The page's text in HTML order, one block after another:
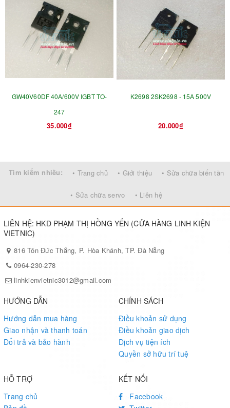
GW40V60DF 40A/600V IGBT TO-
247
35.000₫
K2698 2SK2698 - 15A 500V
20.000₫
Tìm kiếm nhiều: • Trang chủ • Giới thiệu • Sửa chữa biến tần
• Sửa chữa servo • Liên hệ
LIÊN HỆ: HKD PHẠM THỊ HỒNG YẾN (CỬA HÀNG LINH KIỆN
VIETNIC)
816 Tôn Đức Thắng, P. Hòa Khánh, TP. Đà Nẵng
0964-230-278
linhkienvietnic3012@gmail.com
HƯỚNG DẪN
Hướng dẫn mua hàng
Giao nhận và thanh toán
Đổi trả và bảo hành
CHÍNH SÁCH
Điều khoản sử dụng
Điều khoản giao dịch
Dịch vụ tiện ích
Quyền sở hữu trí tuệ
HỖ TRỢ
Trang chủ
KẾT NỐI
Facebook